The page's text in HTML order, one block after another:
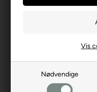
Nødvendige
Vis